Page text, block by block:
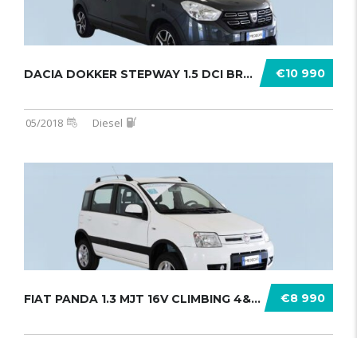
€10 990
DACIA DOKKER STEPWAY 1.5 DCI BRAVE ........
05/2018 Diesel
€8 990
FIAT PANDA 1.3 MJT 16V CLIMBING 4&# .......